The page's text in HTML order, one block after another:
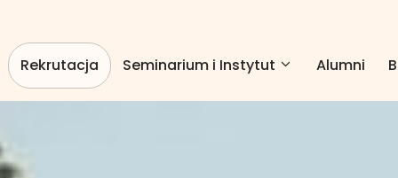
Rekrutacja Seminarium i Instytut Alumni